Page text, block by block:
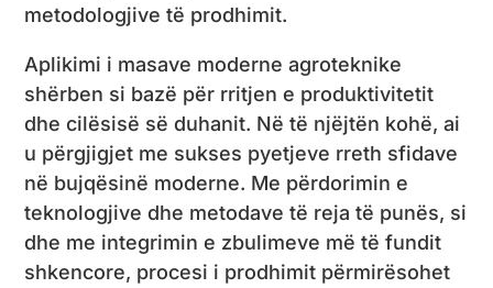
metodologjive të prodhimit.
Aplikimi i masave moderne agroteknike
shërben si bazë për rritjen e produktivitetit
dhe cilësisë së duhanit. Në të njëjtën kohë, ai
u përgjigjet me sukses pyetjeve rreth sfidave
në bujqësinë moderne. Me përdorimin e
teknologjive dhe metodave të reja të punës, si
dhe me integrimin e zbulimeve më të fundit
shkencore, procesi i prodhimit përmirësohet